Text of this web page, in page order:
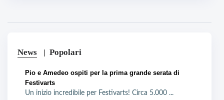
News Popolari
Pio e Amedeo ospiti per la prima grande serata di
Festivarts
Un inizio incredibile per Festivarts! Circa 5.000 ...